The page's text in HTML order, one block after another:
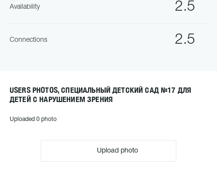
2.5
Availability
2.5
Connections
USERS PHOTOS, СПЕЦИАЛЬНЫЙ ДЕТСКИЙ САД №17 ДЛЯ
ДЕТЕЙ С НАРУШЕНИЕМ ЗРЕНИЯ
Uploaded 0 photo
Upload photo